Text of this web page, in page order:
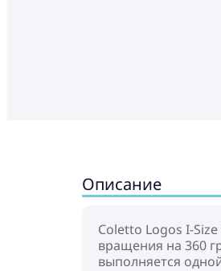
Описание
Coletto Logos I-
вращения на 360
выполняется